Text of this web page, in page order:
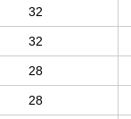
32
32
28
28